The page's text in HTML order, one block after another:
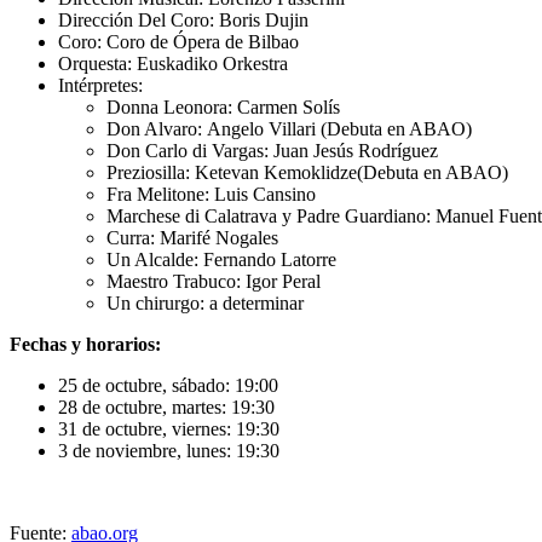
Dirección Del Coro: Boris Dujin
Coro: Coro de Ópera de Bilbao
Orquesta: Euskadiko Orkestra
Intérpretes:
Donna Leonora: Carmen Solís
Don Alvaro: Angelo Villari (Debuta en ABAO)
Don Carlo di Vargas: Juan Jesús Rodríguez
Preziosilla: Ketevan Kemoklidze(Debuta en ABAO)
Fra Melitone: Luis Cansino
Marchese di Calatrava y Padre Guardiano: Manuel
Curra: Marifé Nogales
Un Alcalde: Fernando Latorre
Maestro Trabuco: Igor Peral
Un chirurgo: a determinar
Fechas y horarios:
25 de octubre, sábado: 19:00
28 de octubre, martes: 19:30
31 de octubre, viernes: 19:30
3 de noviembre, lunes: 19:30
Fuente: abao.org